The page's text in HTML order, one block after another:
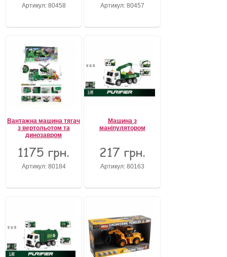
Артикул: 80458 Артикул: 80457
Вантажна машина тягач
з вертольотом та
динозавром
1175 грн.
Артикул: 80184
Машина з
маніпулятором
217 грн.
Артикул: 80163